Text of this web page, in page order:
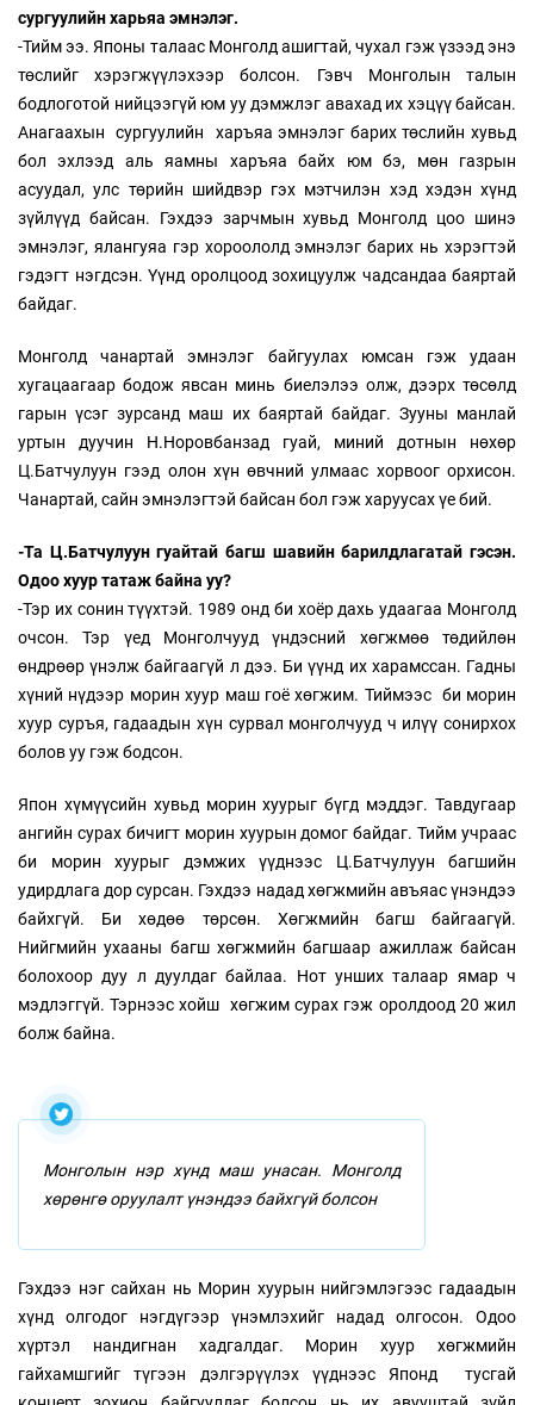
сургуулийн харьяа эмнэлэг.
-Тийм ээ. Японы талаас Монголд ашигтай, чухал гэж үзээд энэ
төслийг хэрэгжүүлэхээр болсон. Гэвч Монголын талын
бодлоготой нийцээгүй юм уу дэмжлэг авахад их хэцүү байсан.
Анагаахын сургуулийн харъяа эмнэлэг барих төслийн хувьд
бол эхлээд аль яамны харъяа байх юм бэ, мөн газрын
асуудал, улс төрийн шийдвэр гэх мэтчилэн хэд хэдэн хүнд
зүйлүүд байсан. Гэхдээ зарчмын хувьд Монголд цоо шинэ
эмнэлэг, ялангуяа гэр хороололд эмнэлэг барих нь хэрэгтэй
гэдэгт нэгдсэн. Үүнд оролцоод зохицуулж чадсандаа баяртай
байдаг.
Монголд чанартай эмнэлэг байгуулах юмсан гэж удаан
хугацаагаар бодож явсан минь биелэлээ олж, дээрх төсөлд
гарын үсэг зурсанд маш их баяртай байдаг. Зууны манлай
уртын дуучин Н.Норовбанзад гуай, миний дотнын нөхөр
Ц.Батчулуун гээд олон хүн өвчний улмаас хорвоог орхисон.
Чанартай, сайн эмнэлэгтэй байсан бол гэж харуусах үе бий.
-Та Ц.Батчулуун гуайтай багш шавийн барилдлагатай гэсэн.
Одоо хуур татаж байна уу?
-Тэр их сонин түүхтэй. 1989 онд би хоёр дахь удаагаа Монголд
очсон. Тэр үед Монголчууд үндэсний хөгжмөө төдийлөн
өндрөөр үнэлж байгаагүй л дээ. Би үүнд их харамссан. Гадны
хүний нүдээр морин хуур маш гоё хөгжим. Тиймээс би морин
хуур суръя, гадаадын хүн сурвал монголчууд ч илүү сонирхох
болов уу гэж бодсон.
Япон хүмүүсийн хувьд морин хуурыг бүгд мэддэг. Тавдугаар
ангийн сурах бичигт морин хуурын домог байдаг. Тийм учраас
би морин хуурыг дэмжих үүднээс Ц.Батчулуун багшийн
удирдлага дор сурсан. Гэхдээ надад хөгжмийн авъяас үнэндээ
байхгүй. Би хөдөө төрсөн. Хөгжмийн багш байгаагүй.
Нийгмийн ухааны багш хөгжмийн багшаар ажиллаж байсан
болохоор дуу л дуулдаг байлаа. Нот унших талаар ямар ч
мэдлэггүй. Тэрнээс хойш хөгжим сурах гэж оролдоод 20 жил
болж байна.
Монголын нэр хүнд маш унасан. Монголд
хөрөнгө оруулалт үнэндээ байхгүй болсон
Гэхдээ нэг сайхан нь Морин хуурын нийгэмлэгээс гадаадын
хүнд олгодог нэгдүгээр үнэмлэхийг надад олгосон. Одоо
хүртэл нандигнан хадгалдаг. Морин хуур хөгжмийн
гайхамшгийг түгээн дэлгэрүүлэх үүднээс Японд тусгай